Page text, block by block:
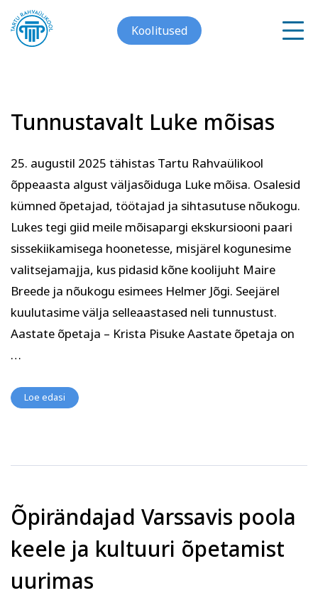
Koolitused
Arvuti ja töö Keeled
Kunst
Psühholoogia ja
eneseareng
Meist
Galerii
Kontakt
Blogi
Projektid
Grupitellimused
Facebook
Tunnustavalt Luke mõisas
25. augustil 2025 tähistas Tartu Rahvaülikool
õppeaasta algust väljasõiduga Luke mõisa. Osalesid
kümned õpetajad, töötajad ja sihtasutuse nõukogu.
Lukes tegi giid meile mõisapargi ekskursiooni paari
sissekiikamisega hoonetesse, misjärel kogunesime
valitsejamajja, kus pidasid kõne koolijuht Maire
Breede ja nõukogu esimees Helmer Jõgi. Seejärel
kuulutasime välja selleaastased neli tunnustust.
Aastate õpetaja – Krista Pisuke Aastate õpetaja on
…
Loe edasi
Õpirändajad Varssavis poola
keele ja kultuuri õpetamist
uurimas